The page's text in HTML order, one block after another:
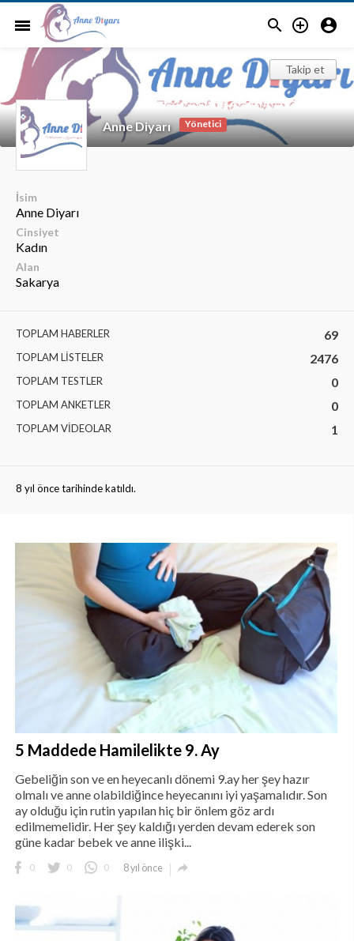
menu   
Anne Diyarı Yönetici
Takip et
İsim
Anne Diyarı
Cinsiyet
Kadın
Alan
Sakarya
TOPLAM HABERLER 69
TOPLAM LISTELER 2476
TOPLAM TESTLER 0
TOPLAM ANKETLER 0
TOPLAM VIDEOLAR 1
8 yıl önce tarihinde katıldı.
5 Maddede Hamilelikte 9. Ay
Gebeliğin son ve en heyecanlı dönemi 9.ay her şey hazır
olmalı ve anne olabildiğince heyecanını iyi yaşamalıdır. Son
ay olduğu için rutin yapılan hiç bir önlem göz ardı
edilmemelidir. Her şey kaldığı yerden devam ederek son
güne kadar bebek ve anne ilişki...
0 0 0 8 yıl önce 